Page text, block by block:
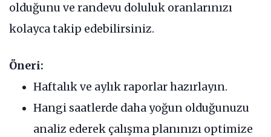
olduğunu ve randevu doluluk oranlarınızı
kolayca takip edebilirsiniz.
Öneri:
Haftalık ve aylık raporlar hazırlayın.
Hangi saatlerde daha yoğun olduğunuzu
analiz ederek çalışma planınızı optimize